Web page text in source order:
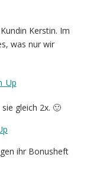
Kerstin. Im
was nur wir
gleich 2x. 🙂
ihr Bonusheft